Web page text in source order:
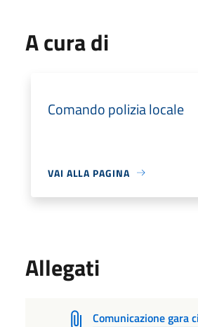
A cura di
Comando polizia locale
VAI ALLA PAGINA
Allegati
Comunicazione gara